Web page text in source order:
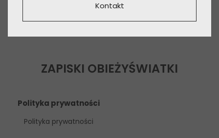
Kontakt
ZAPISKI OBIEŻYŚWIATKI
Polityka prywatności
Polityka prywatności